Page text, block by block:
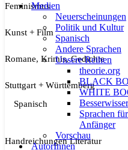
Medien
Neuerscheinungen
Politik und Kultur
Spanisch
Andere Sprachen
Unsere Reihen
theorie.org
BLACK
WHITE
Besserwisser
Sprachen
Anfänger
Vorschau
AutorInnen
Feminismus
Kunst + Film
Romane, Krimis, Gedichte
Stuttgart + Württemberg
Spanisch
Handreichungen Literatur